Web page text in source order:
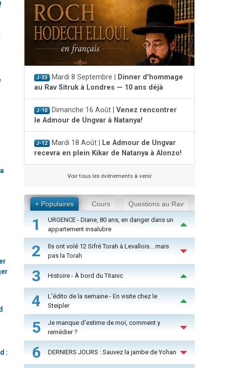
:
J-33 Mardi 8 Septembre |
Dinner d'hommage
au Rav Sitruk à Londres — 10 ans déjà
J-10 Dimanche 16 Août | Venez rencontrer
le Admour de Ungvar à Natanya!
J-12 Mardi 18 Août |
Le Admour de Ungvar
recevra en plein Kikar de Natanya à Alonzo!
Voir tous les événements à venir
+ Populaires Cours Questions au Rav
1
URGENCE - Diane, 80 ans, en danger dans un
appartement insalubre
2
Ils ont volé 12 Sifré Torah à Levallois… mais
pas la Torah
3 Histoire - À bord du Titanic
4
L'édito de la semaine - En visite chez le
Steipler
5
Je manque d'estime de moi, comment y
remédier ?
6 DERNIERS JOURS : Sauvez la jambe de Yohan